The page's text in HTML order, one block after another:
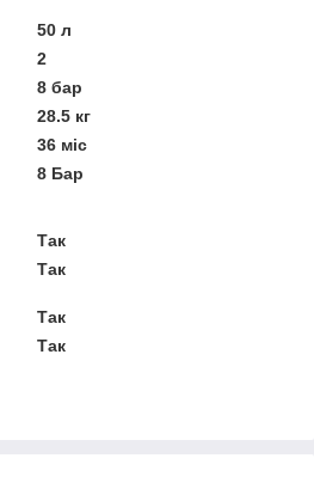
50 л
2
8 бар
28.5 кг
36 міс
8 Бар
Так
Так
Так
Так